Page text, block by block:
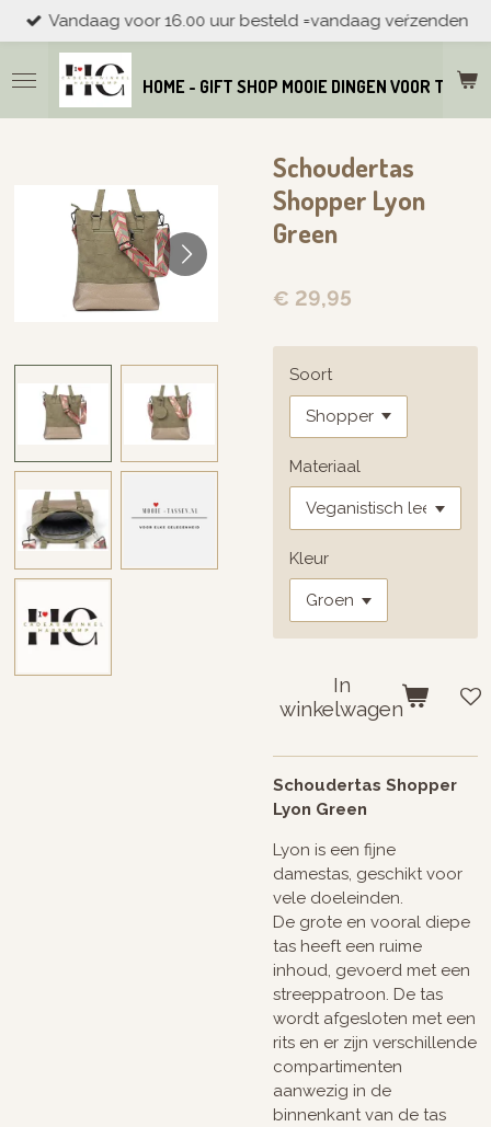
Ga
direct
naar
de
hoofdinhoud
HOME - GIFT SHOP MOOIE DINGEN VOOR THUIS
Vandaag voor 16.00 uur besteld =vandaag veŕzenden
Schoudertas
Shopper Lyon
Green
€ 29,95
Soort
Materiaal
Kleur
In
winkelwagen
Schoudertas Shopper
Lyon Green
Lyon is een fijne
damestas, geschikt voor
vele doeleinden.
De grote en vooral diepe
tas heeft een ruime
inhoud, gevoerd met een
streeppatroon. De tas
wordt afgesloten met een
rits en er zijn verschillende
compartimenten
aanwezig in de
binnenkant van de tas